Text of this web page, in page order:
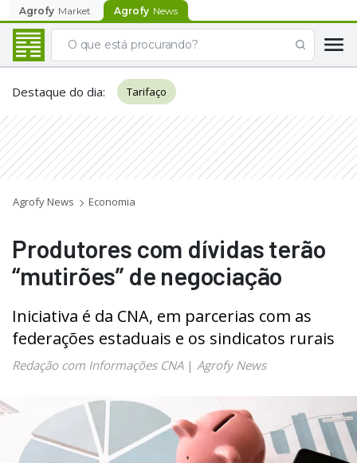
Agrofy Market Agrofy News
Destaque do dia: Tarifaço
Agrofy News Economia
Produtores com dívidas terão
“mutirões” de negociação
Iniciativa é da CNA, em parcerias com as
federações estaduais e os sindicatos rurais
Redação com Informações CNA| Agrofy News